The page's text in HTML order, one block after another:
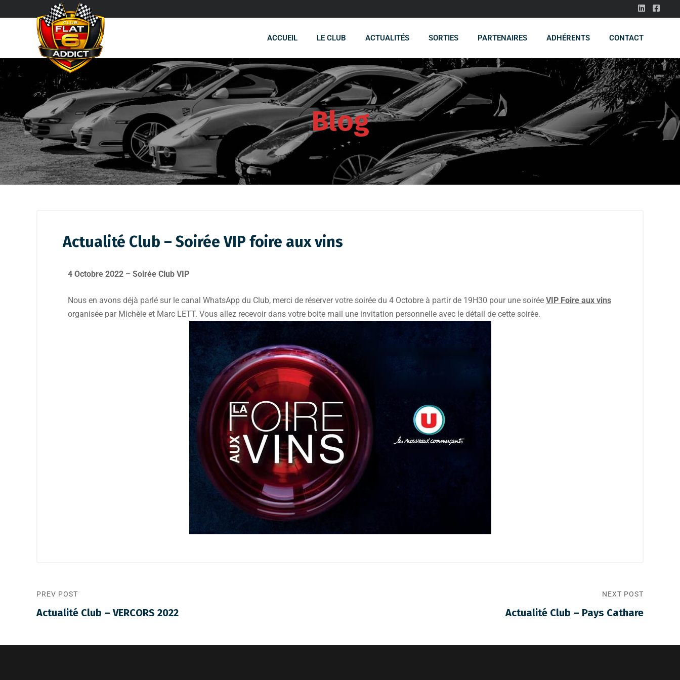
ACCUEIL LE CLUB ACTUALITÉS SORTIES PARTENAIRES ADHÉRENTS CONTACT
Blog
Actualité Club – Soirée VIP foire aux vins
4 Octobre 2022 – Soirée Club VIP
Nous en avons déjà parlé sur le canal WhatsApp du Club, merci de réserver votre soirée du 4 Octobre à partir de 19H30 pour une soirée VIP Foire aux vins
organisée par Michèle et Marc LETT. Vous allez recevoir dans votre boite mail une invitation personnelle avec le détail de cette soirée.
PREV POST
Actualité Club – VERCORS 2022
NEXT POST
Actualité Club – Pays Cathare